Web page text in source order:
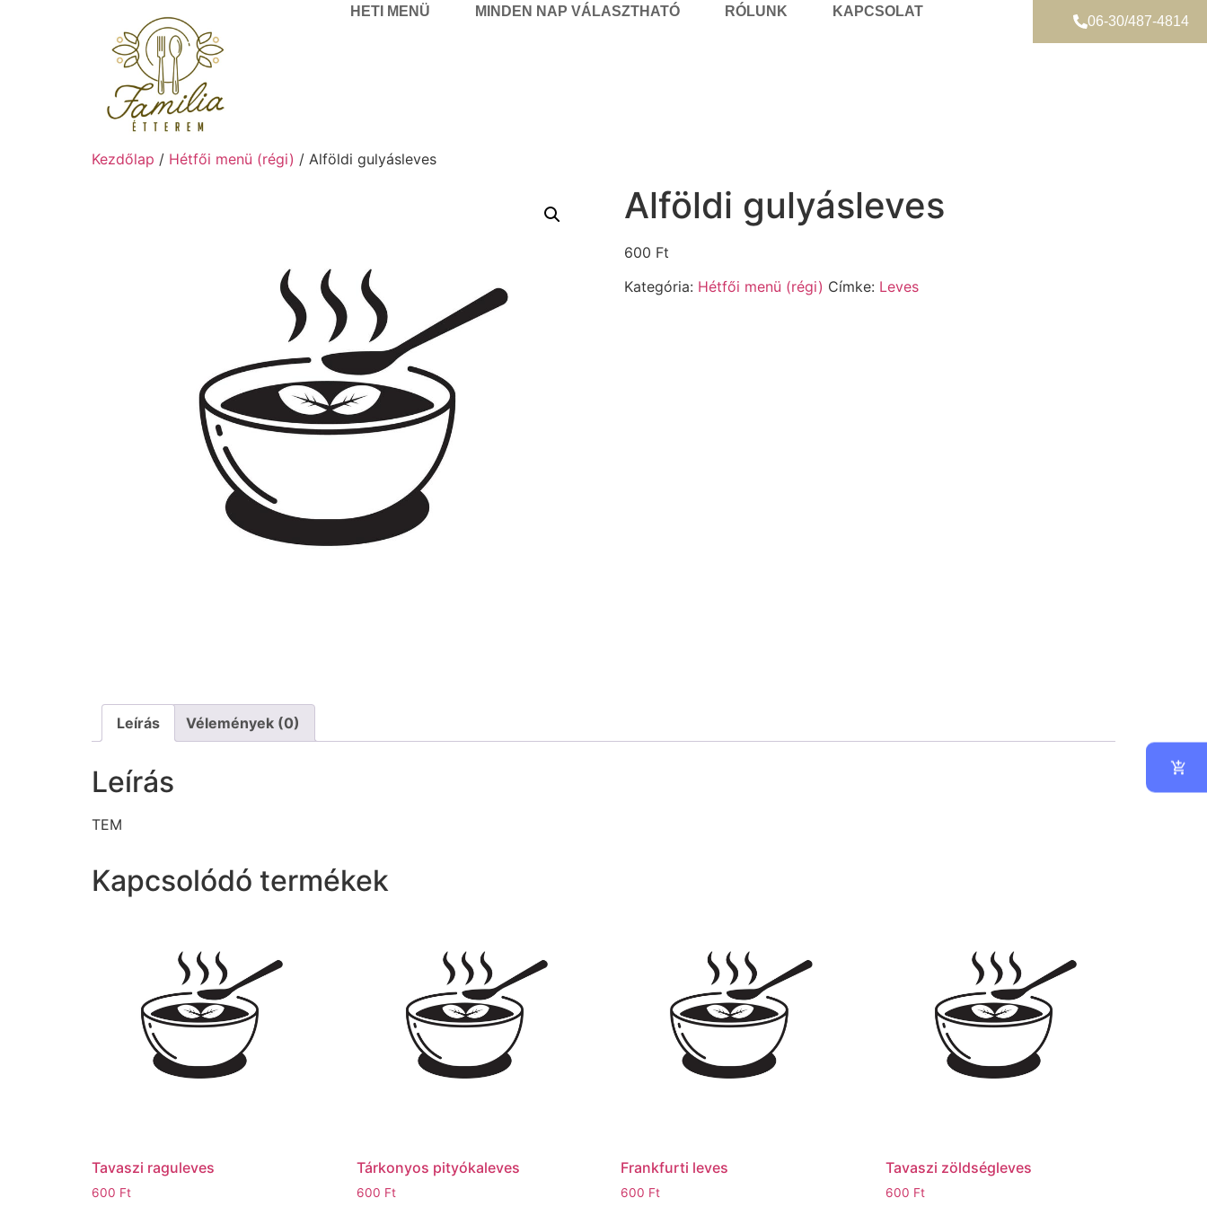
HETI MENÜ MINDEN NAP VÁLASZTHATÓ RÓLUNK KAPCSOLAT
06-30/487-4814
Kezdőlap / Hétfői menü (régi) / Alföldi gulyásleves
Alföldi gulyásleves
600 Ft
Kategória: Hétfői menü (régi) Címke: Leves
Leírás Vélemények (0)
Leírás
TEM
Kapcsolódó termékek
Tavaszi raguleves
600 Ft
Tárkonyos pityókaleves
600 Ft
Frankfurti leves
600 Ft
Tavaszi zöldségleves
600 Ft